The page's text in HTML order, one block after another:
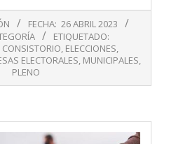
FECHA: 26 ABRIL 2023
ETIQUETADO:
CONSISTORIO, ELECCIONES,
ELECTORALES, MUNICIPALES,
PLENO